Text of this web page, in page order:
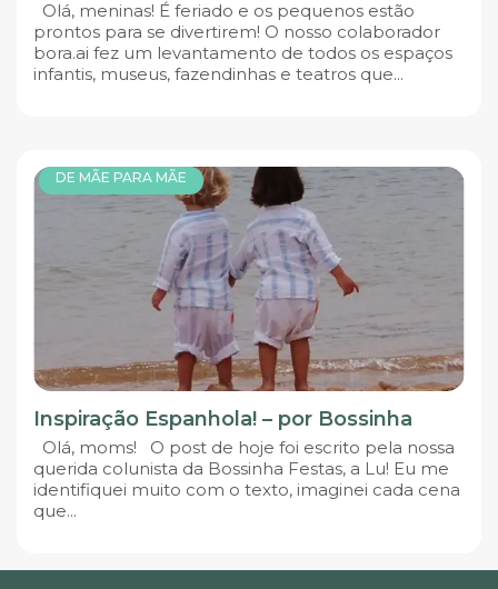
Olá, meninas! É feriado e os pequenos estão
prontos para se divertirem! O nosso colaborador
bora.ai fez um levantamento de todos os espaços
infantis, museus, fazendinhas e teatros que...
DE MÃE PARA MÃE
Inspiração Espanhola! – por Bossinha
Olá, moms! O post de hoje foi escrito pela nossa
querida colunista da Bossinha Festas, a Lu! Eu me
identifiquei muito com o texto, imaginei cada cena
que...